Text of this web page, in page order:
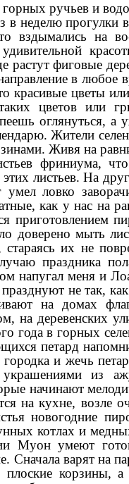
ручьев и
в неделю прогулки
вздымались на
растут фиговые
в любое
красивые цветы
цветов или
оглянуться, а
Жители
Живя на
фриниума,
листьев. На
ловко
как у нас на
приготовлением
доверено мыть
их не
праздника
напугал меня и
не так, как
на домах
на деревенских
года в горных
петард
городка и жечь
из
начинают
на кухне, возле
новогодние
котлах и
Муон умеют
Сначала варят на
корзины,